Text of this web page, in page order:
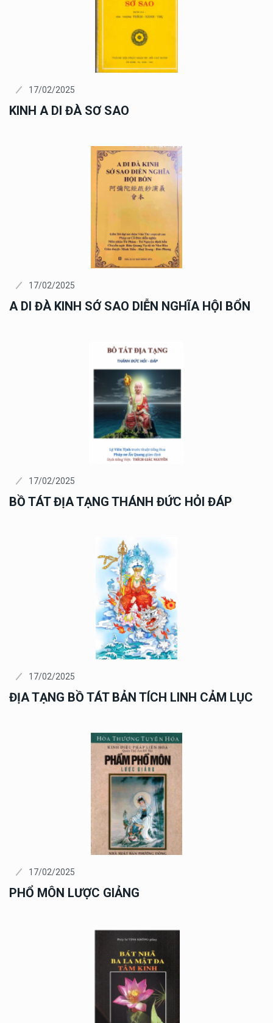
17/02/2025
KINH A DI ĐÀ SƠ SAO
17/02/2025
A DI ĐÀ KINH SỚ SAO DIỄN NGHĨA HỘI BỔN
17/02/2025
BỒ TÁT ĐỊA TẠNG THÁNH ĐỨC HỎI ĐÁP
17/02/2025
ĐỊA TẠNG BỒ TÁT BẢN TÍCH LINH CẢM LỤC
17/02/2025
PHỔ MÔN LƯỢC GIẢNG